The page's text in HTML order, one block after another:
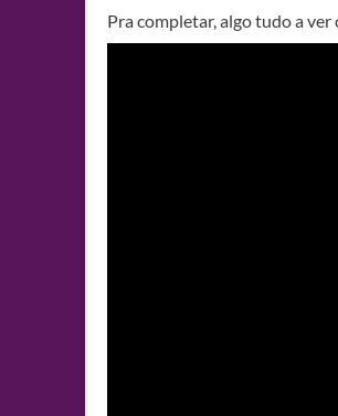
Pra completar, algo tudo a ver